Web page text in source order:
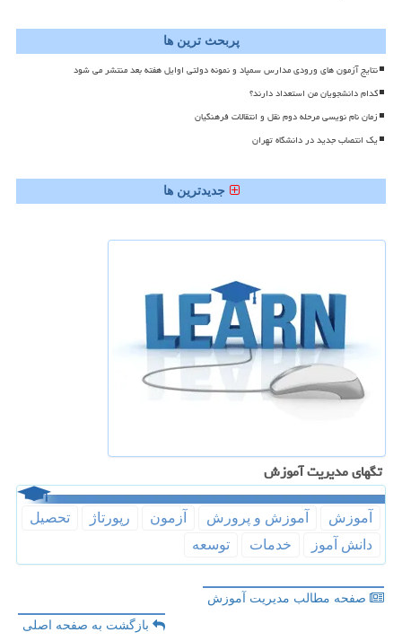
پربحث ترین ها
نتایج آزمون های ورودی مدارس سمپاد و نمونه دولتی اوایل هفته بعد منتشر می شود
کدام دانشجویان من استعداد دارند؟
زمان نام نویسی مرحله دوم نقل و انتقالات فرهنگیان
یک انتصاب جدید در دانشگاه تهران
جدیدترین ها
تگهای مدیریت آموزش
آموزش آموزش و پرورش آزمون رپورتاژ
تحصیل
دانش آموز
خدمات توسعه
صفحه مطالب مدیریت آموزش
بازگشت به صفحه اصلی